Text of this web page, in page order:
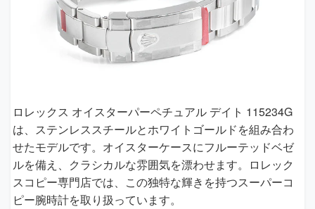
ロレックス オイスターパーペチュアル デイト 115234G
は、ステンレススチールとホワイトゴールドを組み合わ
せたモデルです。オイスターケースにフルーテッドベゼ
ルを備え、クラシカルな雰囲気を漂わせます。ロレック
スコピー専門店では、この独特な輝きを持つスーパーコ
ピー腕時計を取り扱っています。